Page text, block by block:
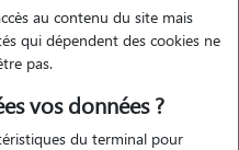
au contenu du site mais
qui dépendent des cookies ne
pas.
vos données ?
du terminal pour